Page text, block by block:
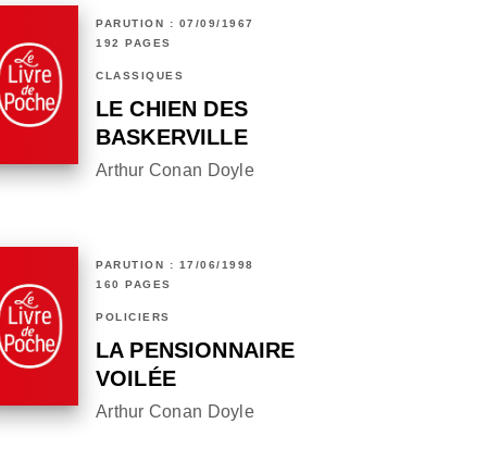
PARUTION : 07/09/1967
192 PAGES
CLASSIQUES
LE CHIEN DES
BASKERVILLE
Arthur Conan Doyle
PARUTION : 17/06/1998
160 PAGES
POLICIERS
LA PENSIONNAIRE
VOILÉE
Arthur Conan Doyle